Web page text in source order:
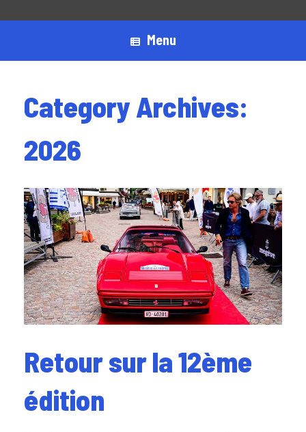
Menu
Category Archives:
2026
Retour sur la 12ème
édition